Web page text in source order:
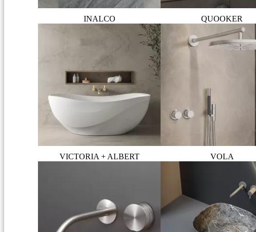
INALCO QUOOKER
VICTORIA + ALBERT VOLA